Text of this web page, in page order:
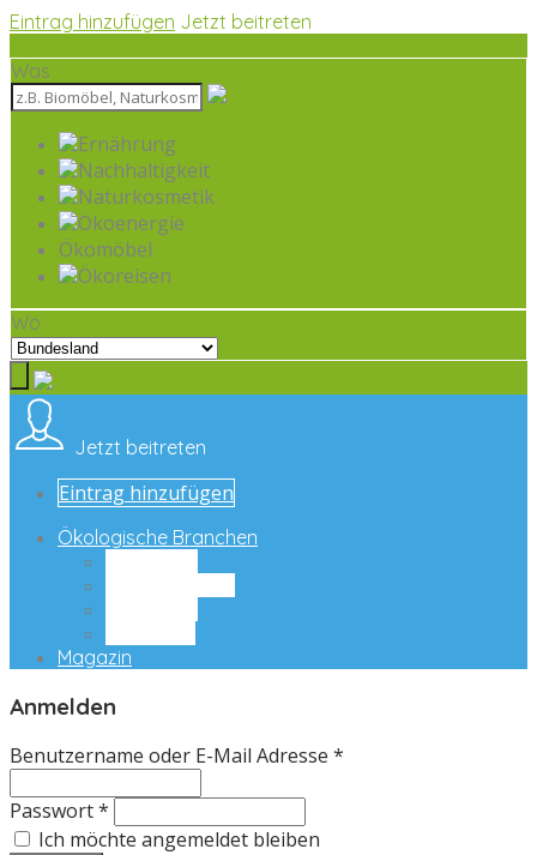
Eintrag hinzufügen Jetzt beitreten
Was
Ernährung
Nachhaltigkeit
Naturkosmetik
Ökoenergie
Ökomöbel
Ökoreisen
Wo
Jetzt beitreten
Eintrag hinzufügen
Ökologische Branchen
Magazin
Anmelden
Benutzername oder E-Mail Adresse *
Passwort *
Ich möchte angemeldet bleiben